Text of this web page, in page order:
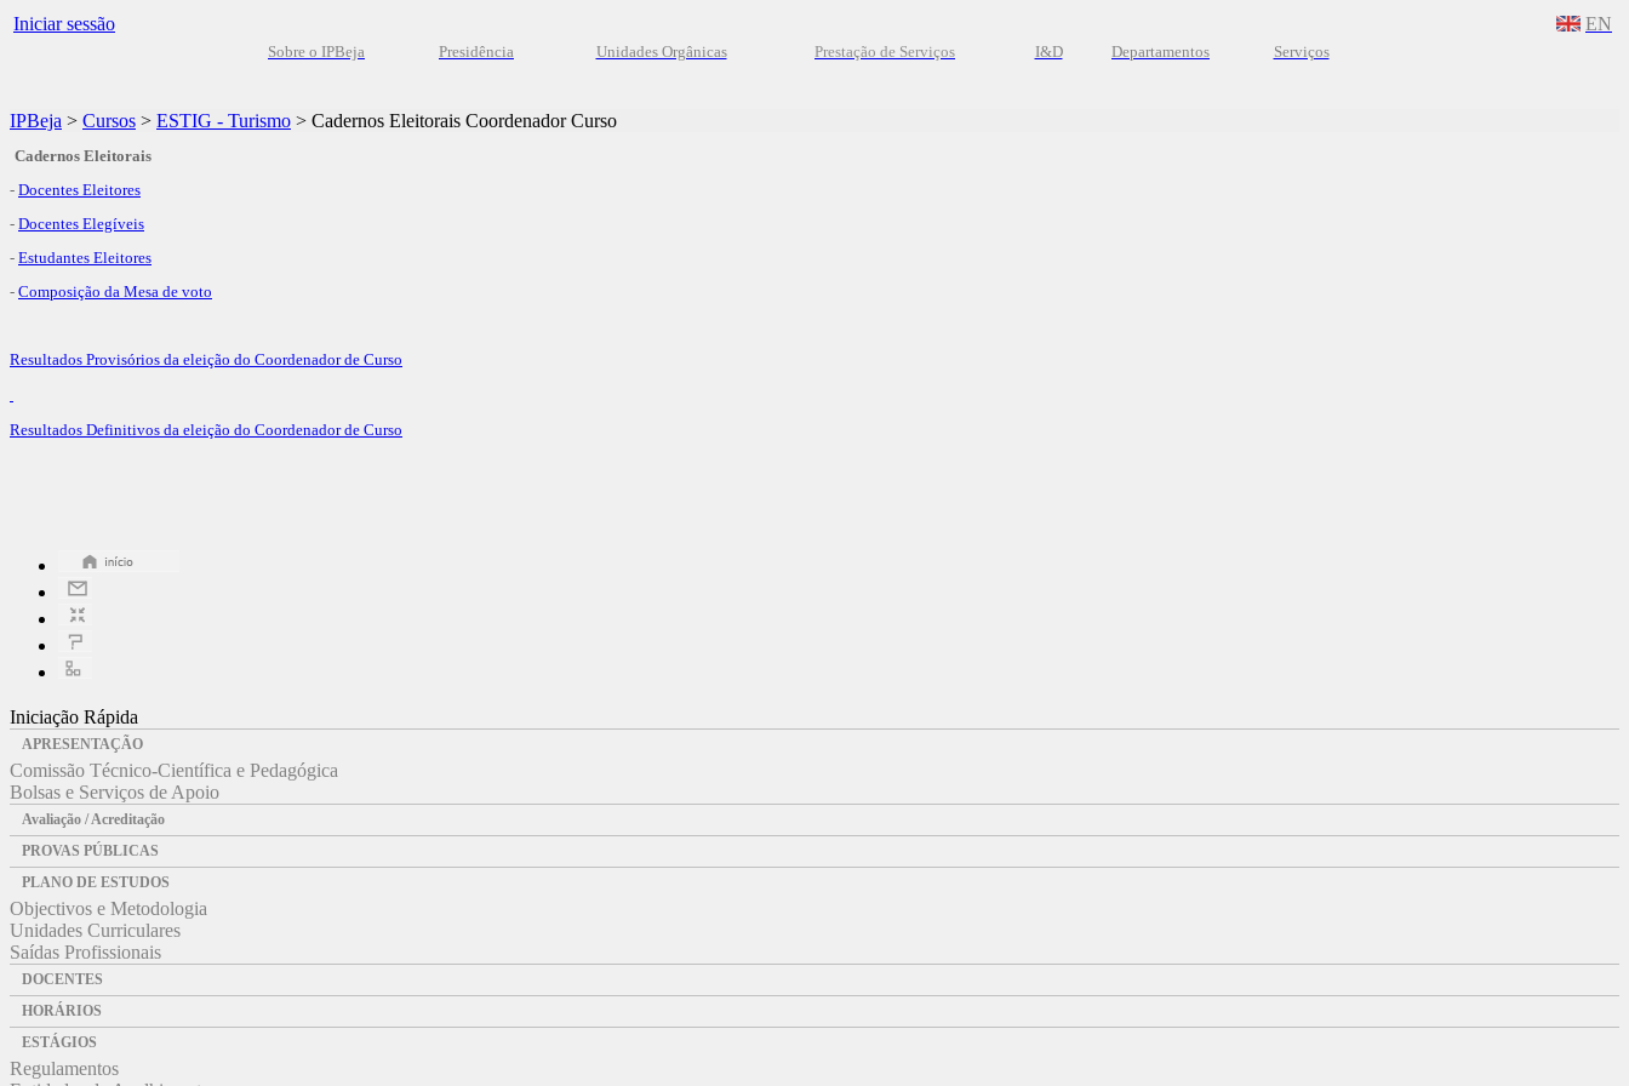
Iniciar sessão EN
Sobre o IPBeja Presidência Unidades Orgânicas Prestação de Serviços I&D Departamentos Serviços
IPBeja > Cursos > ESTIG - Turismo > Cadernos Eleitorais Coordenador Curso
Cadernos Eleitorais
- Docentes Eleitores
- Docentes Elegíveis
- Estudantes Eleitores
- Composição da Mesa de voto
Resultados Provisórios da eleição do Coordenador de Curso
Resultados Definitivos da eleição do Coordenador de Curso
Iniciação Rápida
APRESENTAÇÃO
Comissão Técnico-Científica e Pedagógica
Bolsas e Serviços de Apoio
Avaliação / Acreditação
PROVAS PÚBLICAS
PLANO DE ESTUDOS
Objectivos e Metodologia
Unidades Curriculares
Saídas Profissionais
DOCENTES
HORÁRIOS
ESTÁGIOS
Regulamentos